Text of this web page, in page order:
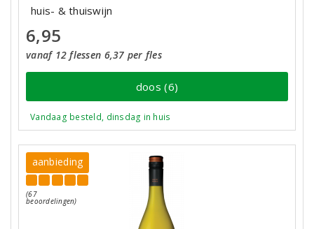
huis- & thuiswijn
6,95
vanaf 12 flessen 6,37 per fles
doos (6)
Vandaag besteld, dinsdag in huis
aanbieding
(67
beoordelingen)